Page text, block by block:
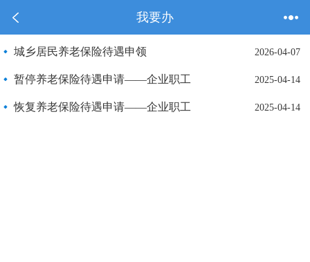
我要办
2026-04-07
城乡居民养老保险待遇申领
2025-04-14
暂停养老保险待遇申请——企业职工
2025-04-14
恢复养老保险待遇申请——企业职工